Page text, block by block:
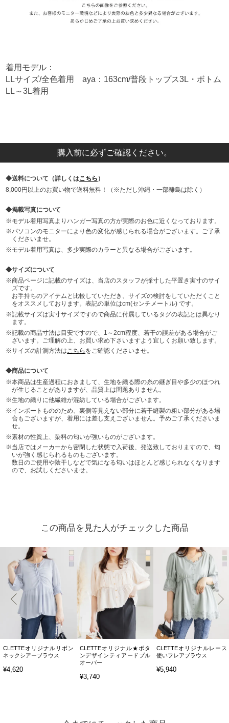
着用モデル：
LLサイズ/全色着用 aya：163cm/普段トップス3L・ボトム
LL～3L着用
購入前に必ずご確認ください。
送料について（詳しくはこちら ）
8,000円以上のお買い物で送料無料！（※ただし沖縄・一部離島は除く）
掲載写真について
モデル着用写真よりハンガー写真の方が実際のお色に近くなっております。
パソコンのモニターにより色の変化が感じられる場合がございます。ご了承
くださいませ。
モデル着用写真は、多少実際のカラーと異なる場合がございます。
サイズについて
商品ページに記載のサイズは、当店のスタッフが採寸した平置き実寸のサイ
ズです。
お手持ちのアイテムと比較していただき、サイズの検討をしていただくこと
をオススメしております。表記の単位はcm(センチメートル) です。
記載サイズは実寸サイズですので商品に付属しているタグの表記とは異なり
ます。
記載の商品寸法は目安ですので、1～2cm程度、若干の誤差がある場合がご
ざいます。ご理解の上、お買い求め下さいますよう宜しくお願い致します。
サイズの計測方法はこちら をご確認くださいませ。
商品について
本商品は生産過程におきまして、生地を織る際の糸の継ぎ目や多少のほつれ
が生じることがありますが、品質上は問題ありません。
生地の織りに他繊維が混紡している場合がございます。
インポートもののため、裏側等見えない部分に若干縫製の粗い部分がある場
合もございますが、着用には差し支えございません。予めご了承くださいま
せ。
素材の性質上、染料の匂いが強いものがございます。
当店ではメーカーから密閉した状態で入荷後、発送致しておりますので、匂
いが強く感じられるものもございます。
数日のご使用や陰干しなどで気になる匂いはほとんど感じられなくなります
ので、お試しくださいませ。
この商品を見た人がチェックした商品
CLETTEオリジナルリボン
ネックシアーブラウス
¥4,620
CLETTEオリジナル★ボタ
ンデザインティアードプル
オーバー
¥3,740
CLETTEオリジナルレース
使いフレアブラウス
¥5,940